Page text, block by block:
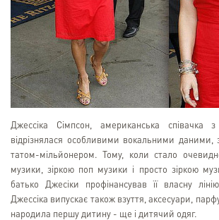
Джессіка Сімпсон, американська співачка
відрізнялася особливими вокальними даними,
татом-мільйонером. Тому, коли стало
музики, зіркою поп музики і просто зіркою
батько Джесіки профінансував її власну
Джессіка випускає також взуття, аксесуари,
народила першу дитину - ще і дитячий одяг.